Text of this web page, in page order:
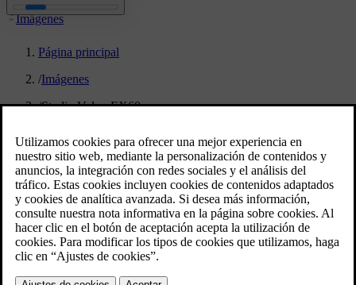
Imágenes
Página principal
/Imágenes
/Studio Volvo EX60
Studio Volvo EX60
1/21/2026
Marcador
Compartir